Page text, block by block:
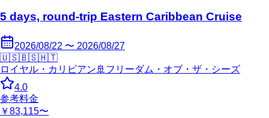
5 days, round-trip Eastern Caribbean Cruise
2026/08/22 〜 2026/08/27
🇺🇸🇧🇸🇭🇹
ロイヤル・カリビアン 🚢 フリーダム・オブ・ザ・シーズ
4.0
参考料金
￥83,115〜